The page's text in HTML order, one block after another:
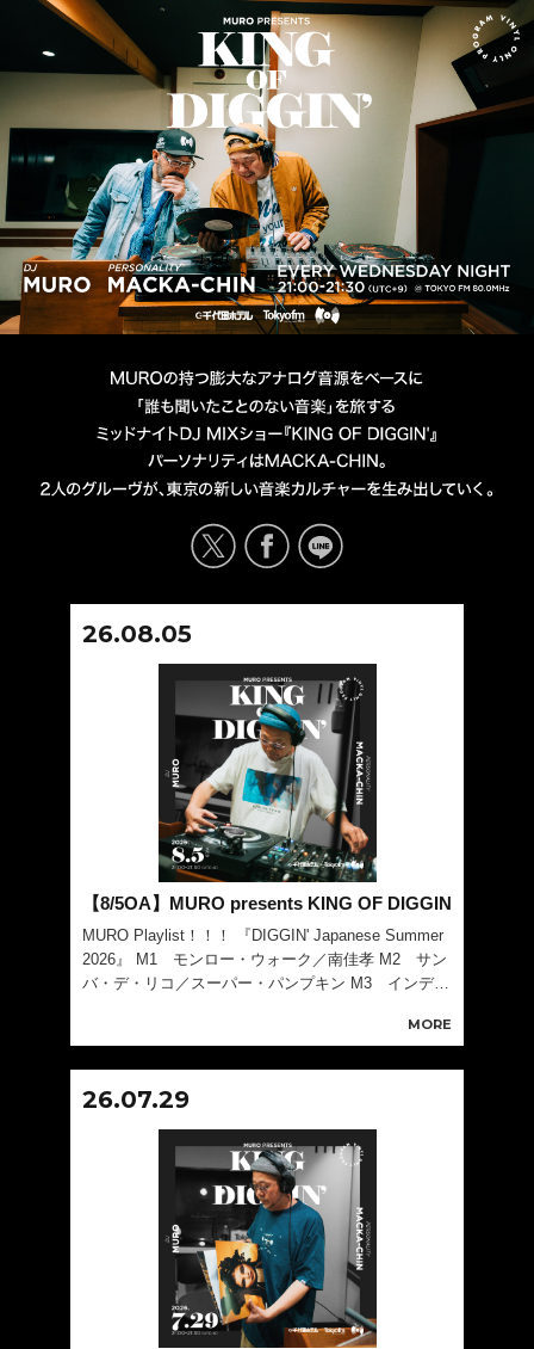
TOKYO FM
MURO presents KING OF
DJ MURO PERSONALITY MACKA-CHIN
26.08.05
【8/5OA】MURO presents KING OF DIGGIN
MURO Playlist！！！ 『DIGGIN' Japanese Summer
2026』 M1 モンロー・ウォーク／南佳孝 M2 サン
バ・デ・リコ／スーパー・パンプキン M3 インディ
MORE
26.07.29